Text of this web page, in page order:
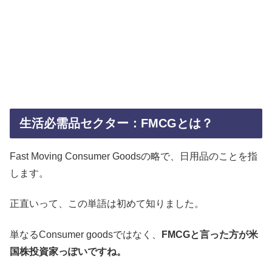
生活必需品セクター：FMCGとは？
Fast Moving Consumer Goodsの略で、日用品のことを指
します。
正直いって、この単語は初めて知りました。
単なるConsumer goodsではなく、
FMCGと言った方が米
国株投資家っぽいですね。